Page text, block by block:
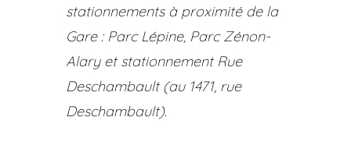
stationnements à proximité de la
Gare : Parc Lépine, Parc Zénon-
Alary et stationnement Rue
Deschambault (au 1471, rue
Deschambault).